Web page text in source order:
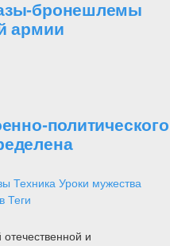
бронешлемы
армии
политического
Техника Уроки мужества
Теги
отечественной и